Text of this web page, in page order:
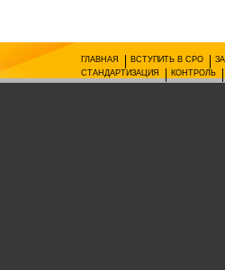
ГЛАВНАЯ ВСТУПИТЬ В СРО
СТАНДАРТИЗАЦИЯ
КОНТРОЛЬ